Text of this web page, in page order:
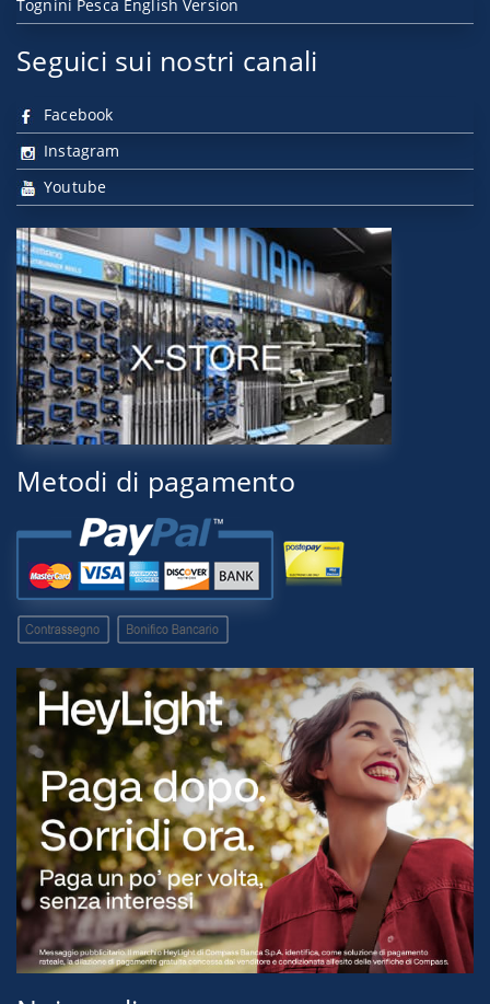
Tognini Pesca English Version
Seguici sui nostri canali
Facebook
Instagram
Youtube
Metodi di pagamento